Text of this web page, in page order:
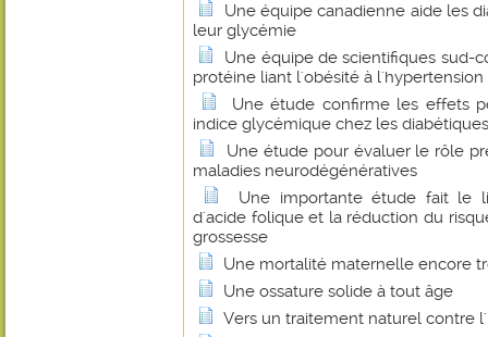
Une équipe canadienne aide les
leur glycémie
Une équipe de scientifiques sud-
protéine liant l'obésité à l'hypertension
Une étude confirme les effets
indice glycémique chez les diabétiques
Une étude pour évaluer le rôle
maladies neurodégénératives
Une importante étude fait le
d'acide folique et la réduction du
grossesse
Une mortalité maternelle encore
Une ossature solide à tout âge
Vers un traitement naturel contre